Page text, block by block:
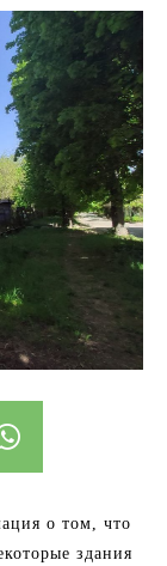
о том, что
здания